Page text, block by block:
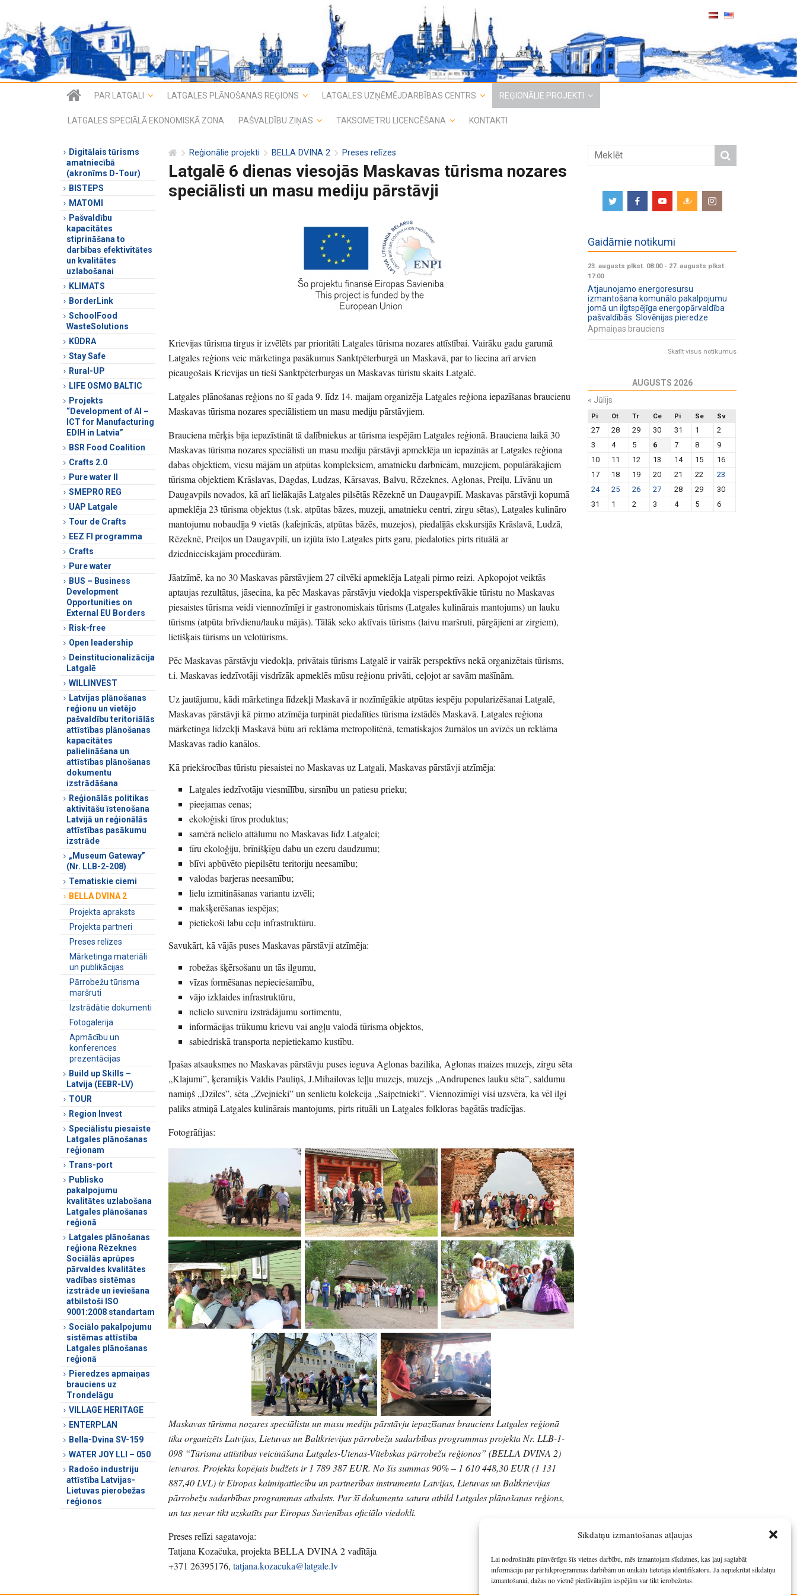
Sīkdatņu izmantošanas atļaujas
Lai nodrošinātu pilnvērtīgu šīs vietnes darbību, mēs izmantojam sīkdatnes, kas ļauj saglabāt
informāciju par pārlūkprogrammas darbībām un unikālu lietotāja identifikatoru. Ja nepiekrītat sīkdatņu
izmantošanai, dažas no vietnē piedāvātajām iespējām var tikt ierobežotas.
PAR LATGALI LATGALES PLĀNOŠANAS REĢIONS LATGALES UZŅĒMĒJDARBĪBAS CENTRS REĢIONĀLIE PROJEKTI
LATGALES SPECIĀLĀ EKONOMISKĀ ZONA PAŠVALDĪBU ZIŅAS TAKSOMETRU LICENCĒŠANA KONTAKTI
Reģionālie projekti BELLA DVINA 2 Preses relīzes
Latgalē 6 dienas viesojās Maskavas tūrisma nozares
speciālisti un masu mediju pārstāvji
Krievijas tūrisma tirgus ir izvēlēts par prioritāti Latgales tūrisma nozares attīstībai. Vairāku gadu garumā
Latgales reģions veic mārketinga pasākumus Sanktpēterburgā un Maskavā, par to liecina arī arvien
pieaugošais Krievijas un tieši Sanktpēterburgas un Maskavas tūristu skaits Latgalē.
Latgales plānošanas reģions no šī gada 9. līdz 14. maijam organizēja Latgales reģiona iepazīšanas braucienu
Maskavas tūrisma nozares speciālistiem un masu mediju pārstāvjiem.
Brauciena mērķis bija iepazīstināt tā dalībniekus ar tūrisma iespējām Latgales reģionā. Brauciena laikā 30
Maskavas tūrisma nozares speciālisti un masu mediju pārstāvji apmeklēja un iepazinās ar Latgales reģiona
dabas objektiem, viesu mājām un atpūtas kompleksiem, amatnieku darbnīcām, muzejiem, populārākajiem
tūrisma objektiem Krāslavas, Dagdas, Ludzas, Kārsavas, Balvu, Rēzeknes, Aglonas, Preiļu, Līvānu un
Daugavpils novados, kā arī lielākajās Latgales pilsētās Rēzeknē un Daugavpilī. Maskavas pārstāvji kopumā
apmeklēja 23 tūrisma objektus (t.sk. atpūtas bāzes, muzeji, amatnieku centri, zirgu sētas), Latgales kulināro
mantojumu nobaudīja 9 vietās (kafejnīcās, atpūtas bāzēs, muzejos), piedalījās ekskursijās Krāslavā, Ludzā,
Rēzeknē, Preiļos un Daugavpilī, un izjūta īsto Latgales pirts garu, piedaloties pirts rituālā ar
dziednieciskajām procedūrām.
Jāatzīmē, ka no 30 Maskavas pārstāvjiem 27 cilvēki apmeklēja Latgali pirmo reizi. Apkopojot veiktās
aptaujas rezultātus, jāsecina, ka pēc Maskavas pārstāvju viedokļa visperspektīvākie tūristu no Maskavas
piesaistes tūrisma veidi viennozīmīgi ir gastronomiskais tūrisms (Latgales kulinārais mantojums) un lauku
tūrisms (atpūta brīvdienu/lauku mājās). Tālāk seko aktīvais tūrisms (laivu maršruti, pārgājieni ar zirgiem),
lietišķais tūrisms un velotūrisms.
Pēc Maskavas pārstāvju viedokļa, privātais tūrisms Latgalē ir vairāk perspektīvs nekā organizētais tūrisms,
t.i. Maskavas iedzīvotāji visdrīzāk apmeklēs mūsu reģionu privāti, ceļojot ar savām mašīnām.
Uz jautājumu, kādi mārketinga līdzekļi Maskavā ir nozīmīgākie atpūtas iespēju popularizēšanai Latgalē,
Maskavas pārstāvji kā pirmo atzīmēja turpināt piedalīties tūrisma izstādēs Maskavā. Latgales reģiona
mārketinga līdzekļi Maskavā būtu arī reklāma metropolitēnā, tematiskajos žurnālos un avīzēs un reklāma
Maskavas radio kanālos.
Kā priekšrocības tūristu piesaistei no Maskavas uz Latgali, Maskavas pārstāvji atzīmēja:
Latgales iedzīvotāju viesmīlību, sirsnību un patiesu prieku;
pieejamas cenas;
ekoloģiski tīros produktus;
samērā nelielo attālumu no Maskavas līdz Latgalei;
tīru ekoloģiju, brīnišķīgu dabu un ezeru daudzumu;
blīvi apbūvēto piepilsētu teritoriju neesamību;
valodas barjeras neesamību;
lielu izmitināšanas variantu izvēli;
makšķerēšanas iespējas;
pietiekoši labu ceļu infrastruktūru.
Savukārt, kā vājās puses Maskavas pārstāvji atzīmēja:
robežas šķērsošanu un tās ilgumu,
vīzas formēšanas nepieciešamību,
vājo izklaides infrastruktūru,
nelielo suvenīru izstrādājumu sortimentu,
informācijas trūkumu krievu vai angļu valodā tūrisma objektos,
sabiedriskā transporta nepietiekamo kustību.
Īpašas atsauksmes no Maskavas pārstāvju puses ieguva Aglonas bazilika, Aglonas maizes muzejs, zirgu sēta
„Klajumi”, ķeramiķis Valdis Pauliņš, J.Mihailovas leļļu muzejs, muzejs „Andrupenes lauku sēta”, saldumu
namiņš „Dzīles”, sēta „Zvejnieki” un senlietu kolekcija „Saipetnieki”. Viennozīmīgi visi uzsvēra, ka vēl ilgi
paliks atmiņā Latgales kulinārais mantojums, pirts rituāli un Latgales folkloras bagātās tradīcījas.
Fotogrāfijas:
Maskavas tūrisma nozares speciālistu un masu mediju pārstāvju iepazīšanas brauciens Latgales reģionā
tika organizēts Latvijas, Lietuvas un Baltkrievijas pārrobežu sadarbības programmas projekta Nr. LLB-1-
098 “Tūrisma attīstības veicināšana Latgales-Utenas-Vitebskas pārrobežu reģionos” (BELLA DVINA 2)
ietvaros. Projekta kopējais budžets ir 1 789 387 EUR. No šīs summas 90% – 1 610 448,30 EUR (1 131
887,40 LVL) ir Eiropas kaimiņattiecību un partnerības instrumenta Latvijas, Lietuvas un Baltkrievijas
pārrobežu sadarbības programmas atbalsts. Par šī dokumenta saturu atbild Latgales plānošanas reģions,
un tas nevar tikt uzskatīts par Eiropas Savienības oficiālo viedokli.
Preses relīzi sagatavoja:
Tatjana Kozačuka, projekta BELLA DVINA 2 vadītāja
+371 26395176,tatjana.kozacuka@latgale.lv
Digitālais tūrisms
amatniecībā
(akronīms D-Tour)
BISTEPS
MATOMI
Pašvaldību
kapacitātes
stiprināšana to
darbības efektivitātes
un kvalitātes
uzlabošanai
KLIMATS
BorderLink
SchoolFood
WasteSolutions
KŪDRA
Stay Safe
Rural-UP
LIFE OSMO BALTIC
Projekts
“Development of AI –
ICT for Manufacturing
EDIH in Latvia”
BSR Food Coalition
Crafts 2.0
Pure water II
SMEPRO REG
UAP Latgale
Tour de Crafts
EEZ FI programma
Crafts
Pure water
BUS – Business
Development
Opportunities on
External EU Borders
Risk-free
Open leadership
Deinstitucionalizācija
Latgalē
WILLINVEST
Latvijas plānošanas
reģionu un vietējo
pašvaldību teritoriālās
attīstības plānošanas
kapacitātes
palielināšana un
attīstības plānošanas
dokumentu
izstrādāšana
Reģionālās politikas
aktivitāšu īstenošana
Latvijā un reģionālās
attīstības pasākumu
izstrāde
„Museum Gateway”
(Nr. LLB-2-208)
Tematiskie ciemi
BELLA DVINA 2
Projekta apraksts
Projekta partneri
Preses relīzes
Mārketinga materiāli
un publikācijas
Pārrobežu tūrisma
maršruti
Izstrādātie dokumenti
Fotogalerija
Apmācību un
konferences
prezentācijas
Build up Skills –
Latvija (EEBR-LV)
TOUR
Region Invest
Speciālistu piesaiste
Latgales plānošanas
reģionam
Trans-port
Publisko
pakalpojumu
kvalitātes uzlabošana
Latgales plānošanas
reģionā
Latgales plānošanas
reģiona Rēzeknes
Sociālās aprūpes
pārvaldes kvalitātes
vadības sistēmas
izstrāde un ieviešana
atbilstoši ISO
9001:2008 standartam
Sociālo pakalpojumu
sistēmas attīstība
Latgales plānošanas
reģionā
Pieredzes apmaiņas
brauciens uz
Trondelāgu
VILLAGE HERITAGE
ENTERPLAN
Bella-Dvina SV-159
WATER JOY LLI – 050
Radošo industriju
attīstība Latvijas-
Lietuvas pierobežas
reģionos
Gaidāmie notikumi
23. augusts plkst. 08:00- 27. augusts plkst.
17:00
Atjaunojamo energoresursu
izmantošana komunālo pakalpojumu
jomā un ilgtspējīga energopārvaldība
pašvaldībās: Slovēnijas pieredze
Apmaiņas brauciens
Skatīt visus notikumus
AUGUSTS 2026
« Jūlijs
Pi Ot Tr Ce Pi Se Sv
27 28 29 30 31 1
2
3
4 5 6 7 8
9
10
11 12 13 14 15
16
17
18 19 20 21 22
23
24
25 26 27 28 29
30
31
1 2 3 4 5 6